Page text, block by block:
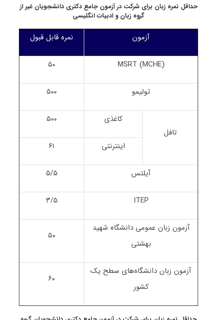
حداقل نمره زبان برای شرکت در آزمون جامع دکتری دانشجویان غیر از
گروه زبان و ادبیات انگلیسی
آزمون نمره قابل قبول
MSRT (MCHE) ۵۰
تولیمو ۵۰۰
تافل
کاغذی ۵۰۰
اینترنتی ۶۱
آیلتس ۵/۵
ITEP ۳/۵
آزمون زبان عمومی دانشگاه شهید
بهشتی
۵۰
آزمون زبان دانشگاه‌های سطح یک
کشور
۶۰